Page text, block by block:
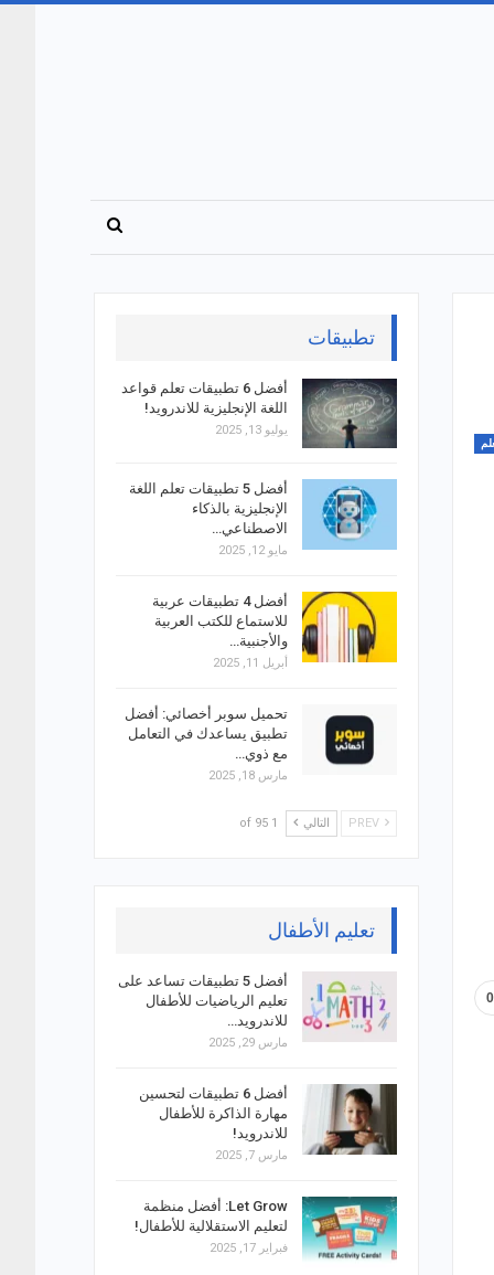
0
تطبيقات
أفضل 6 تطبيقات تعلم قواعد
اللغة الإنجليزية للاندرويد!
يوليو 13, 2025
أفضل 5 تطبيقات تعلم اللغة
الإنجليزية بالذكاء
الاصطناعي…
مايو 12, 2025
أفضل 4 تطبيقات عربية
للاستماع للكتب العربية
والأجنبية…
أبريل 11, 2025
تحميل سوبر أخصائي: أفضل
تطبيق يساعدك في التعامل
مع ذوي…
مارس 18, 2025
التالي 1 of 95
تعليم الأطفال
أفضل 5 تطبيقات تساعد على
تعليم الرياضيات للأطفال
للاندرويد…
مارس 29, 2025
أفضل 6 تطبيقات لتحسين
مهارة الذاكرة للأطفال
للاندرويد!
مارس 7, 2025
Let Grow: أفضل منظمة
لتعليم الاستقلالية للأطفال!
فبراير 17, 2025